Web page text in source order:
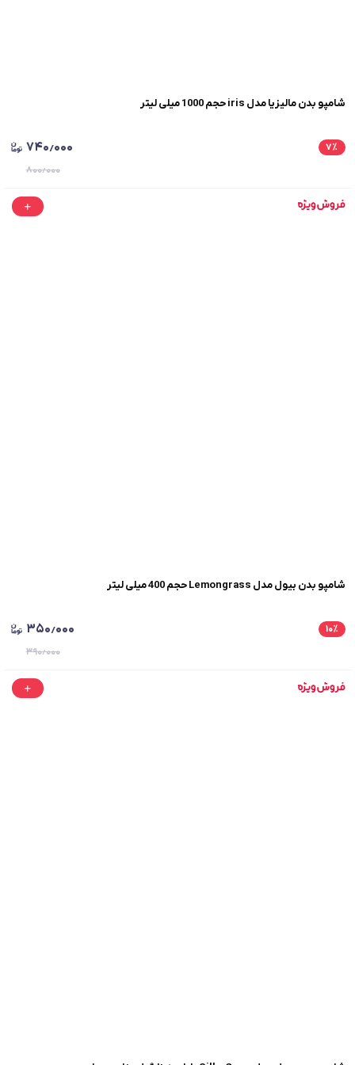
شامپو بدن مالیزیا مدل iris حجم 1000 میلی لیتر
۷٪ ۷۴۰٫۰۰۰
۸۰۰٫۰۰۰
شامپو بدن بیول مدل Lemongrass حجم 400 میلی لیتر
۱۰٪ ۳۵۰٫۰۰۰
۳۹۰٫۰۰۰